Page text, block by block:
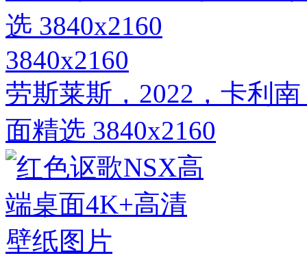
3840x2160
劳斯莱斯，2022，卡利
面精选 3840x2160